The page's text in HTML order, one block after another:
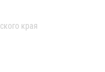
края